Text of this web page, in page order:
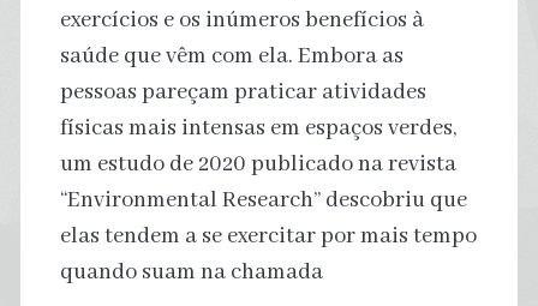
exercícios e os inúmeros benefícios à
saúde que vêm com ela. Embora as
pessoas pareçam praticar atividades
físicas mais intensas em espaços verdes,
um estudo de 2020 publicado na revista
“Environmental Research” descobriu que
elas tendem a se exercitar por mais tempo
quando suam na chamada